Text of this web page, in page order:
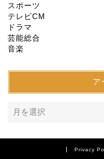
スポーツ
テレビCM
ドラマ
芸能総合
音楽
ア
Privacy